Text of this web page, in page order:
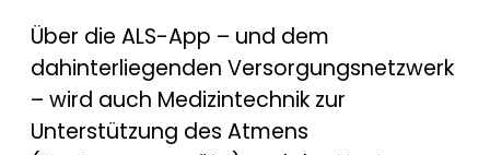
Über die ALS-App – und dem
dahinterliegenden Versorgungsnetzwerk
– wird auch Medizintechnik zur
Unterstützung des Atmens